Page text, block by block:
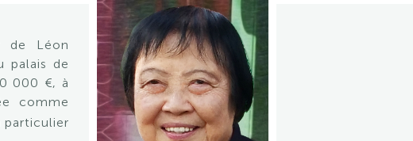
de Léon
palais de
000 €, à
comme
particulier